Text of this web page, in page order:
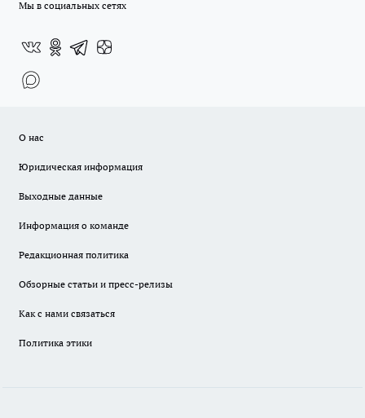
Мы в социальных сетях
О нас
Юридическая информация
Выходные данные
Информация о команде
Редакционная политика
Обзорные статьи и пресс-релизы
Как с нами связаться
Политика этики